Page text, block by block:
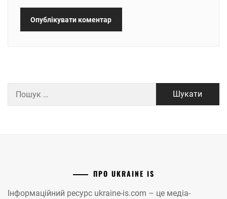
ПРО UKRAINE IS
Інформаційний ресурс ukraine-is.com – це медіа-